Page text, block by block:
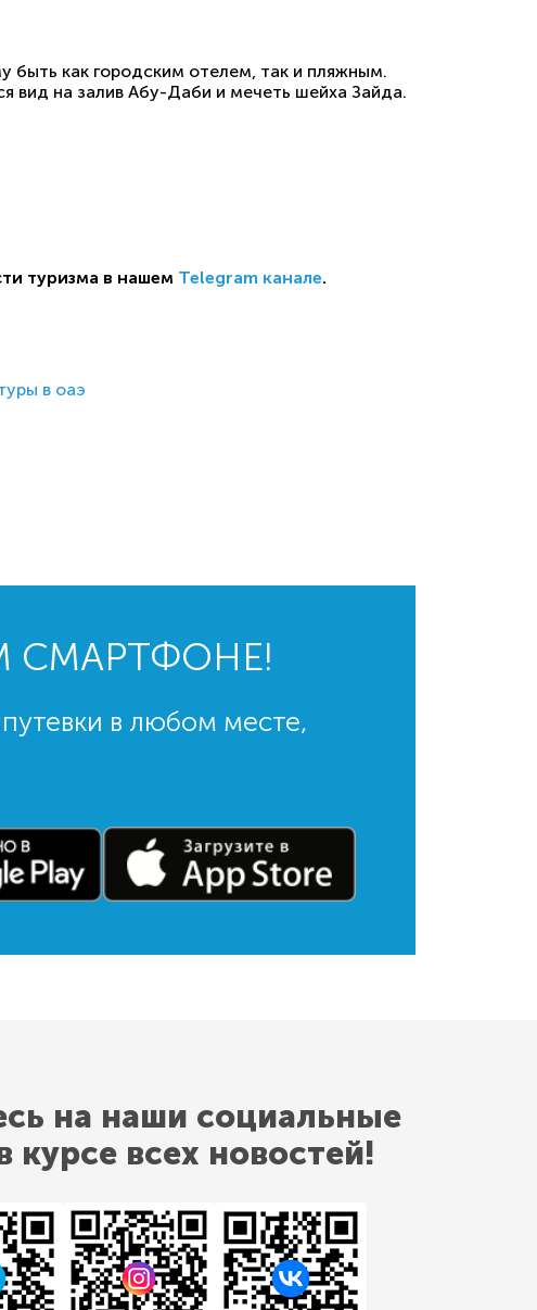
быть как городским отелем, так и пляжным.
вид на залив Абу-Даби и мечеть шейха Зайда.
туризма в нашем Telegram канале.
в оаэ
СМАРТФОНЕ!
в любом месте,
на наши социальные
курсе всех новостей!